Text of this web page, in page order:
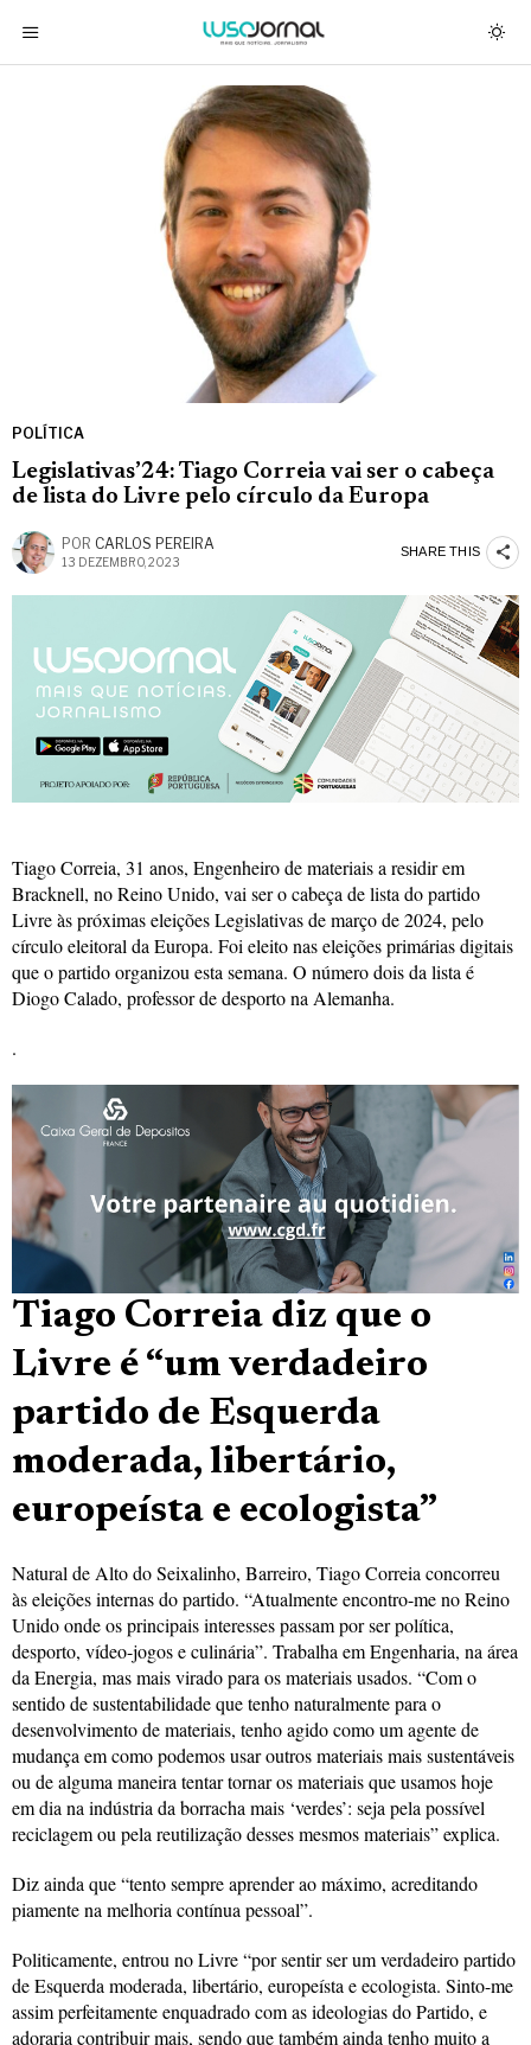
POLÍTICA
Legislativas’24: Tiago Correia vai ser o cabeça
de lista do Livre pelo círculo da Europa
POR CARLOS PEREIRA
13 DEZEMBRO, 2023
SHARE THIS
Tiago Correia, 31 anos, Engenheiro de materiais a residir em
Bracknell, no Reino Unido, vai ser o cabeça de lista do partido
Livre às próximas eleições Legislativas de março de 2024, pelo
círculo eleitoral da Europa. Foi eleito nas eleições primárias digitais
que o partido organizou esta semana. O número dois da lista é
Diogo Calado, professor de desporto na Alemanha.
.
Tiago Correia diz que o
Livre é “um verdadeiro
partido de Esquerda
moderada, libertário,
europeísta e ecologista”
Natural de Alto do Seixalinho, Barreiro, Tiago Correia concorreu
às eleições internas do partido. “Atualmente encontro-me no Reino
Unido onde os principais interesses passam por ser política,
desporto, vídeo-jogos e culinária”. Trabalha em Engenharia, na área
da Energia, mas mais virado para os materiais usados. “Com o
sentido de sustentabilidade que tenho naturalmente para o
desenvolvimento de materiais, tenho agido como um agente de
mudança em como podemos usar outros materiais mais sustentáveis
ou de alguma maneira tentar tornar os materiais que usamos hoje
em dia na indústria da borracha mais ‘verdes’: seja pela possível
reciclagem ou pela reutilização desses mesmos materiais” explica.
Diz ainda que “tento sempre aprender ao máximo, acreditando
piamente na melhoria contínua pessoal”.
Politicamente, entrou no Livre “por sentir ser um verdadeiro partido
de Esquerda moderada, libertário, europeísta e ecologista. Sinto-me
assim perfeitamente enquadrado com as ideologias do Partido, e
adoraria contribuir mais, sendo que também ainda tenho muito a